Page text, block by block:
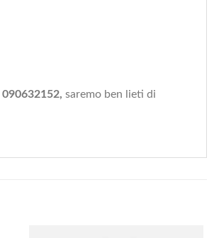
090632152, saremo ben lieti di